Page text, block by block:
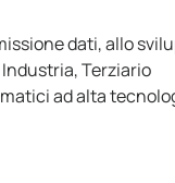
dati, allo
Terziario
ad alta